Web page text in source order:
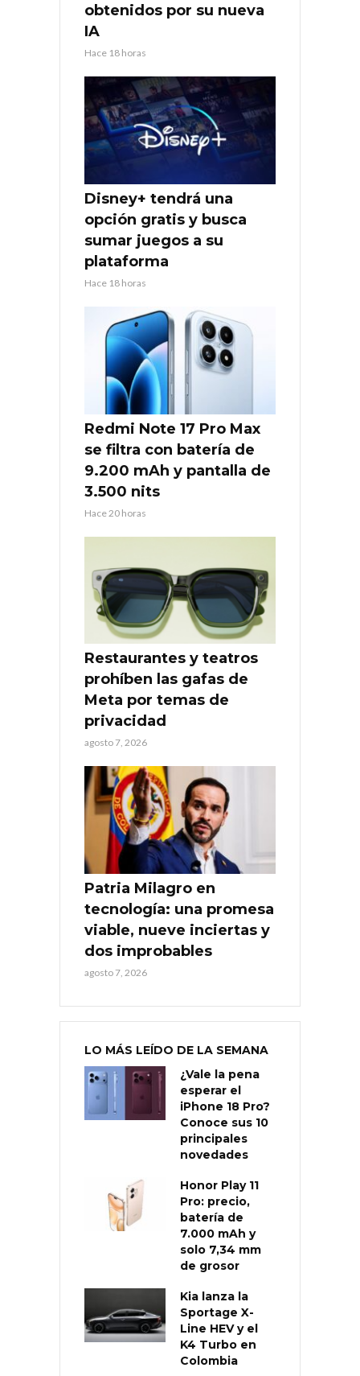
obtenidos por su nueva
IA
Hace 18 horas
Disney+ tendrá una
opción gratis y busca
sumar juegos a su
plataforma
Hace 18 horas
Redmi Note 17 Pro Max
se filtra con batería de
9.200 mAh y pantalla de
3.500 nits
Hace 20 horas
Restaurantes y teatros
prohíben las gafas de
Meta por temas de
privacidad
agosto 7, 2026
Patria Milagro en
tecnología: una promesa
viable, nueve inciertas y
dos improbables
agosto 7, 2026
LO MÁS LEÍDO DE LA SEMANA
¿Vale la pena
esperar el
iPhone 18 Pro?
Conoce sus 10
principales
novedades
Honor Play 11
Pro: precio,
batería de
7.000 mAh y
solo 7,34 mm
de grosor
Kia lanza la
Sportage X-
Line HEV y el
K4 Turbo en
Colombia